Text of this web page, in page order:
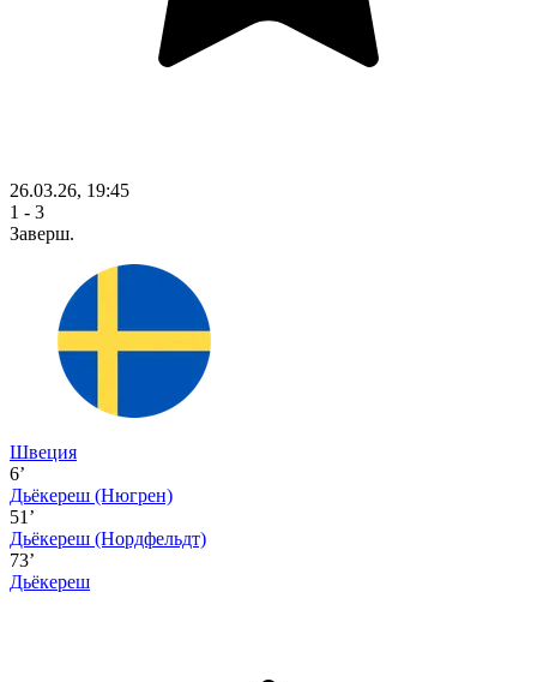
26.03.26, 19:45
1 - 3
Заверш.
Швеция
6’
Дьёкереш (Нюгрен)
51’
Дьёкереш (Нордфельдт)
73’
Дьёкереш